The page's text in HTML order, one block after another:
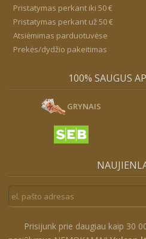
Pristatymas perkant iki 50 €
Pristatymas perkant už 50 €
Atsiėmimas parduotuvėse
Prekės/dydžio pakeitimas
100% SAUGUS
GRYNAIS
Prisijunk prie daugiau kaip 30